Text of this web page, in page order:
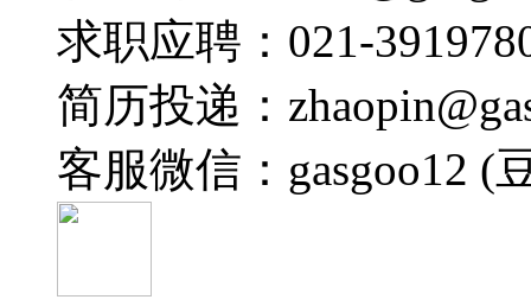
求职应聘：021-
简历投递：
客服微信：gasgoo12 (